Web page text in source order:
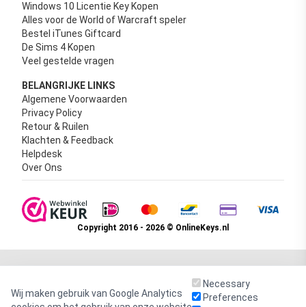
Windows 10 Licentie Key Kopen
Alles voor de World of Warcraft speler
Bestel iTunes Giftcard
De Sims 4 Kopen
Veel gestelde vragen
BELANGRIJKE LINKS
Algemene Voorwaarden
Privacy Policy
Retour & Ruilen
Klachten & Feedback
Helpdesk
Over Ons
Copyright 2016 - 2026 © OnlineKeys.nl
Wij maken gebruik van Google Analytics
Necessary
Preferences